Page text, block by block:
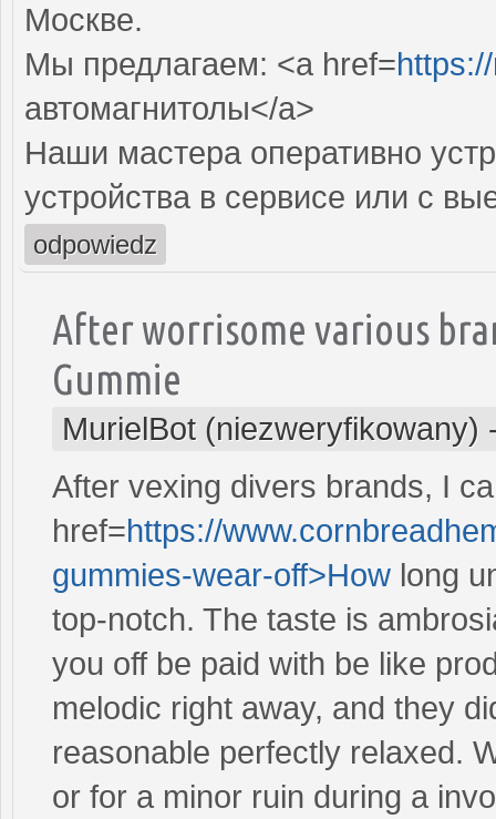
Москве.
Мы предлагаем: <a href=
автомагнитолы</a>
Наши мастера оперативно
устройства в сервисе или с
odpowiedz
After worrisome various
Gummie
MurielBot (niezweryfikowany)
After vexing divers brands, I
href=https://
gummies-wear-off>How long
top-notch. The taste is
you off be paid with be like
melodic right away, and they
reasonable perfectly relaxed.
or for a minor ruin during a